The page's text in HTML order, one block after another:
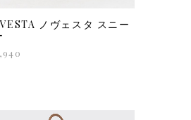
ノヴェスタ スニー